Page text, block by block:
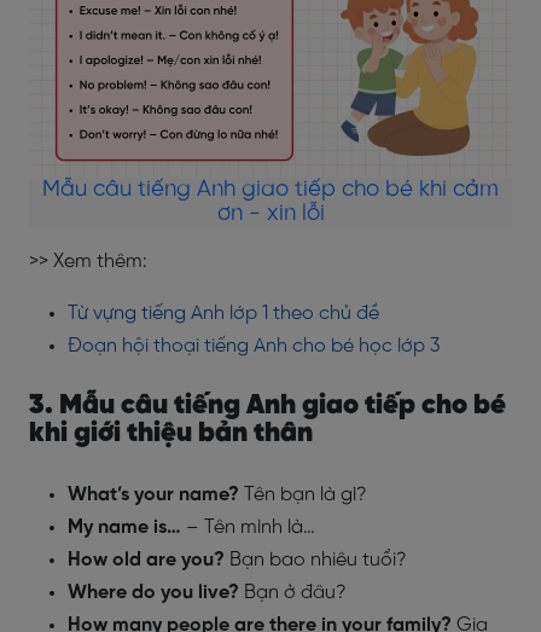
Mẫu câu tiếng Anh giao tiếp cho bé khi cảm
ơn - xin lỗi
>> Xem thêm:
Từ vựng tiếng Anh lớp 1 theo chủ đề
Đoạn hội thoại tiếng Anh cho bé học lớp 3
3. Mẫu câu tiếng Anh giao tiếp cho bé
khi giới thiệu bản thân
What’s your name? Tên bạn là gì?
My name is… – Tên mình là…
How old are you? Bạn bao nhiêu tuổi?
Where do you live? Bạn ở đâu?
How many people are there in your family? Gia